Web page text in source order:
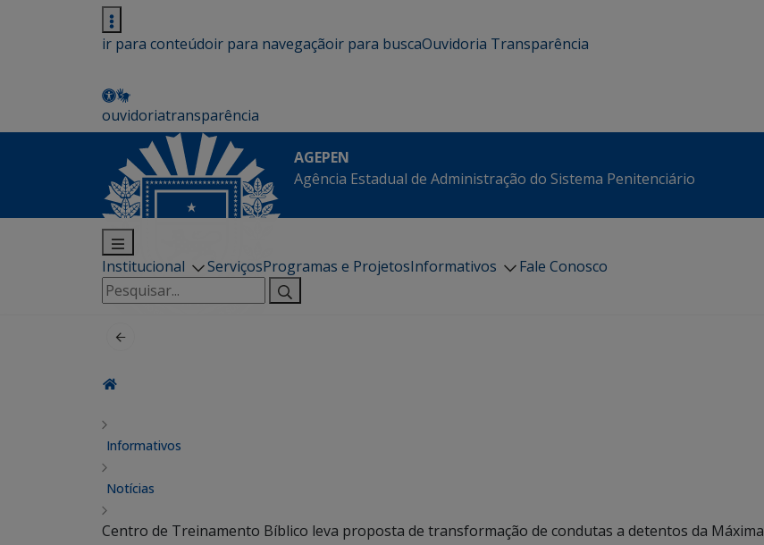
ir para conteúdoir para navegaçãoir para buscaOuvidoria Transparência
ouvidoriatransparência
AGEPEN
Agência Estadual de Administração do Sistema Penitenciário
Institucional ServiçosProgramas e ProjetosInformativos
Fale Conosco
Pesquisar
por:
Informativos
Notícias
Centro de Treinamento Bíblico leva proposta de transformação de condutas a detentos da Máxima